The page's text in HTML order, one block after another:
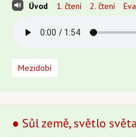
Úvod 1. čtení 2. čtení
Mezidobí
● Sůl země, světlo světa